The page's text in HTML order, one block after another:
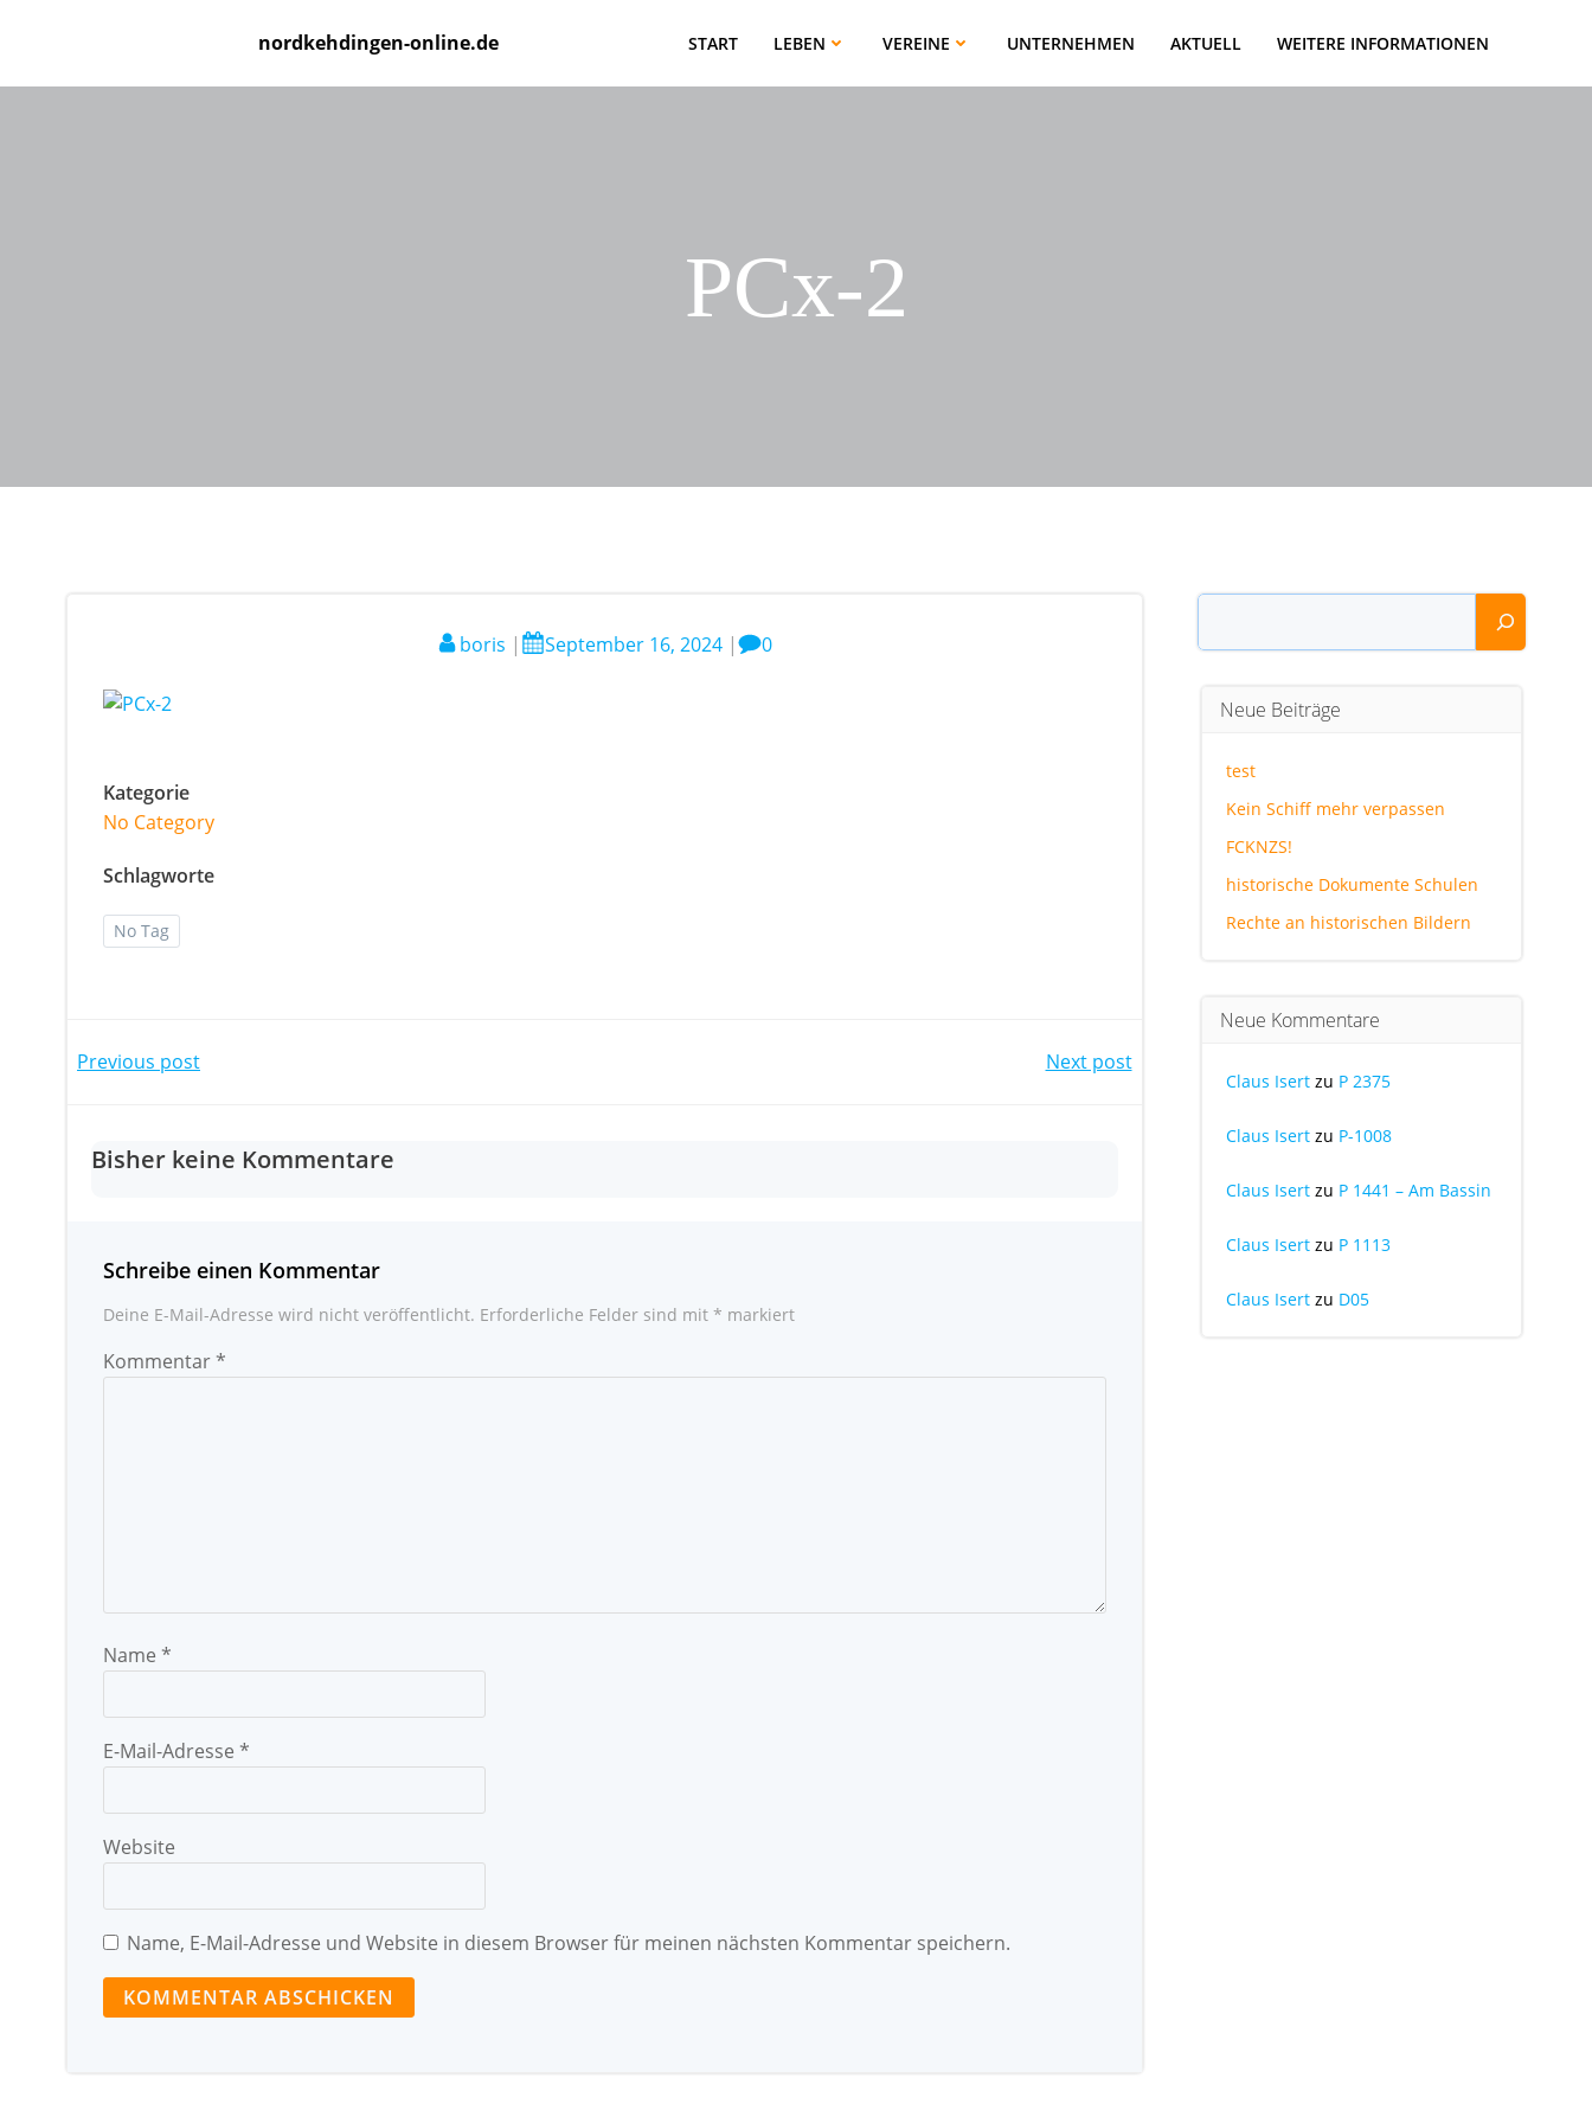
nordkehdingen-online.de START LEBEN VEREINE UNTERNEHMEN AKTUELL WEITERE INFORMATIONEN
PCx-2
boris | September 16, 2024 | 0
Kategorie
No Category
Schlagworte
No Tag
Post
Previous post Next post
Bisher keine Kommentare
Schreibe einen Kommentar
Deine E-Mail-Adresse wird nicht veröffentlicht. Erforderliche Felder sind mit * markiert
Kommentar*
Name *
E-Mail-Adresse *
Website
Name, E-Mail-Adresse und Website in diesem Browser für meinen nächsten Kommentar speichern.
Suchen
Neue Beiträge
test
Kein Schiff mehr verpassen
FCKNZS!
historische Dokumente Schulen
Rechte an historischen Bildern
Neue Kommentare
Claus Isertzu P 2375
Claus Isertzu P-1008
Claus Isertzu P 1441 – Am Bassin
Claus Isertzu P 1113
Claus Isertzu D05